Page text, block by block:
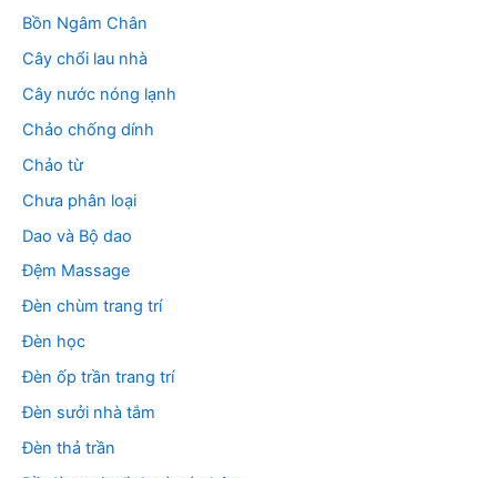
Bồn Ngâm Chân
Cây chổi lau nhà
Cây nước nóng lạnh
Chảo chống dính
Chảo từ
Chưa phân loại
Dao và Bộ dao
Đệm Massage
Đèn chùm trang trí
Đèn học
Đèn ốp trần trang trí
Đèn sưởi nhà tắm
Đèn thả trần